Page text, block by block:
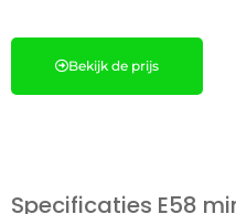
Bekijk de prijs
Specificaties E58